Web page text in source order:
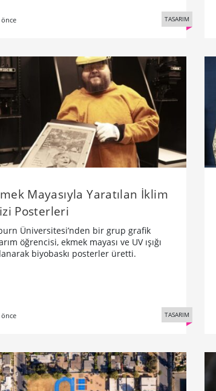
önce TASARIM
Mayasıyla Yaratılan İklim
Posterleri
Üniversitesi’nden bir grup grafik
öğrencisi, ekmek mayası ve UV ışığı
biyobaskı posterler üretti.
önce TASARIM